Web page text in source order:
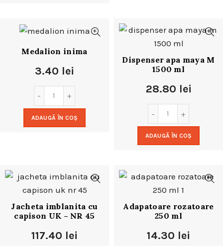
Medalion inima
3.40 lei
ADAUGĂ ÎN COȘ
Dispenser apa maya M
1500 ml
28.80 lei
ADAUGĂ ÎN COȘ
Jacheta imblanita cu
capison UK – NR 45
117.40 lei
Adapatoare rozatoare
250 ml
14.30 lei